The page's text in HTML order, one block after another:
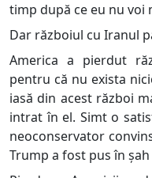
timp după ce eu nu voi
Dar războiul cu Iranul
America a pierdut
pentru că nu exista
iasă din acest război
intrat în el. Simt o
neoconservator
Trump a fost pus în